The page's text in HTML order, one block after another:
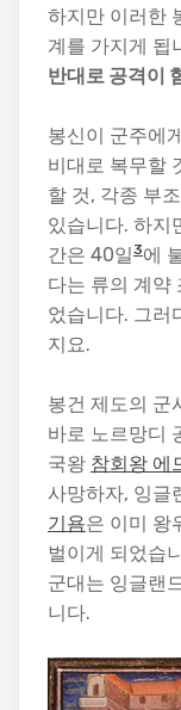
하지만 이러한
계를 가지게 됩
반대로 공격이
봉신이 군주에
비대로 복무할
할 것, 각종 부
있습니다. 하지
간은 40일3에
다는 류의 계약
었습니다. 그러
지요.
봉건 제도의 군
바로 노르망디
국왕 참회왕
사망하자, 잉글
기욤은 이미 왕
벌이게 되었습
군대는 잉글랜
니다.